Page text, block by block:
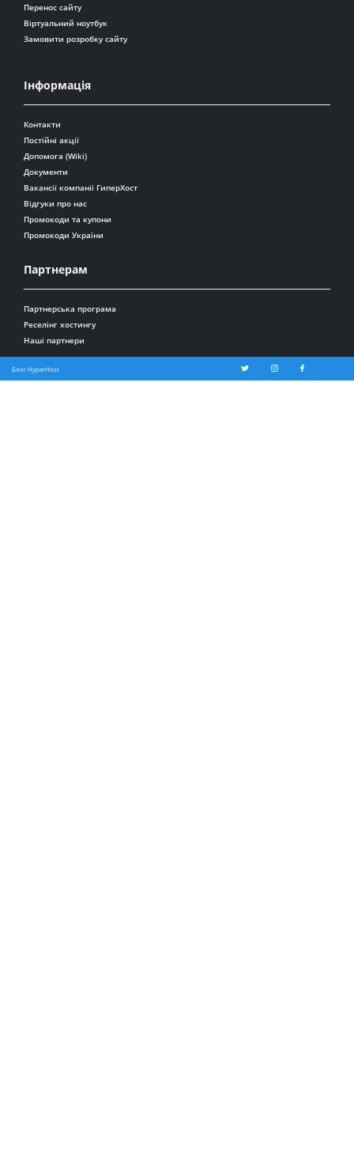
Перенос сайту
Віртуальний ноутбук
Замовити розробку сайту
Інформація
Контакти
Постійні акції
Допомога (Wiki)
Документи
Вакансії компанії ГиперХост
Відгуки про нас
Промокоди та купони
Промокоди України
Партнерам
Партнерська програма
Реселінг хостингу
Наші партнери
Блог HyperHost